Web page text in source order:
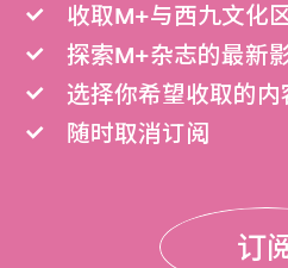
收取M+与西九文化
探索M+杂志的最新
选择你希望收取的内
随时取消订阅
订